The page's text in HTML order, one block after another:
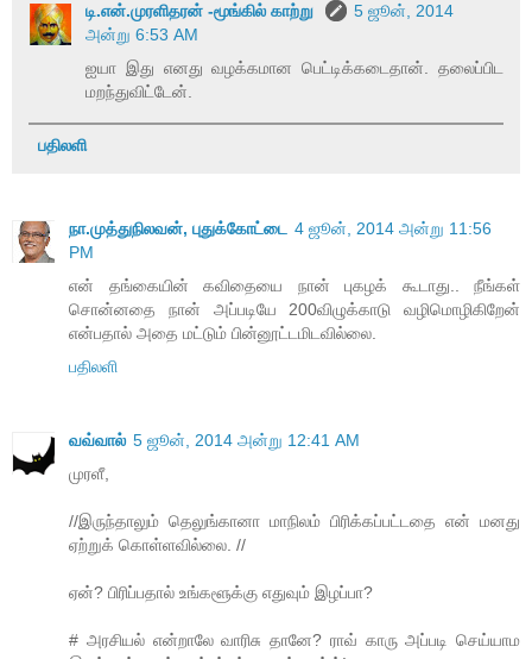
டி.என்.முரளிதரன் -மூங்கில் காற்று
5 ஜூன், 2014
அன்று 6:53 AM
ஐயா இது எனது வழக்கமான பெட்டிக்கடைதான். தலைப்பிட
மறந்துவிட்டேன்.
பதிலளி
நா.முத்துநிலவன், புதுக்கோட்டை
4 ஜூன், 2014 அன்று 11:56
PM
என் தங்கையின் கவிதையை நான் புகழக் கூடாது.. நீங்கள்
சொன்னதை நான் அப்படியே 200விழுக்காடு வழிமொழிகிறேன்
என்பதால் அதை மட்டும் பின்னூட்டமிடவில்லை.
பதிலளி
வவ்வால் 5 ஜூன், 2014 அன்று 12:41 AM
முரளீ,
//இருந்தாலும் தெலுங்கானா மாநிலம் பிரிக்கப்பட்டதை என் மனது
ஏற்றுக் கொள்ளவில்லை. //
ஏன்? பிரிப்பதால் உங்களூக்கு எதுவும் இழப்பா?
# அரசியல் என்றாலே வாரிசு தானே? ராவ் காரு அப்படி செய்யாம